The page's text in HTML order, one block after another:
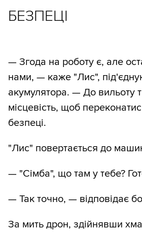
БЕЗПЕЦІ
— Згода на роботу є, але
нами, — каже "Лис",
акумулятора. — До вильоту
місцевість, щоб
безпеці.
"Лис" повертається до
— "Сімба", що там у тебе?
— Так точно, — відповідає
За мить дрон, здійнявши